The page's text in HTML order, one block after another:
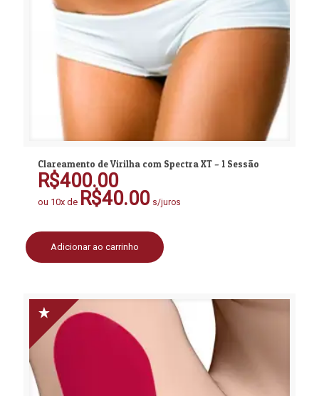
Clareamento de Virilha com Spectra XT – 1 Sessão
R$400.00
ou 10x de R$40.00 s/juros
Adicionar ao carrinho